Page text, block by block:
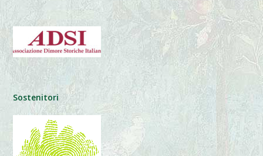
Sostenitori